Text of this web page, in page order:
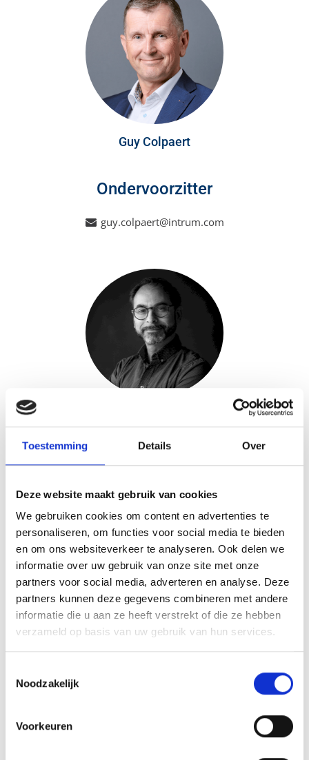
Toestemming Details Over
Deze website maakt gebruik van cookies
We gebruiken cookies om content en advertenties te
personaliseren, om functies voor social media te bieden
en om ons websiteverkeer te analyseren. Ook delen we
informatie over uw gebruik van onze site met onze
partners voor social media, adverteren en analyse. Deze
partners kunnen deze gegevens combineren met andere
informatie die u aan ze heeft verstrekt of die ze hebben
verzameld op basis van uw gebruik van hun services.
Noodzakelijk
Voorkeuren
Guy Colpaert
Ondervoorzitter
guy.colpaert@intrum.com
Bestuurder - Financien
nicolas.taschetta@fiducre.be